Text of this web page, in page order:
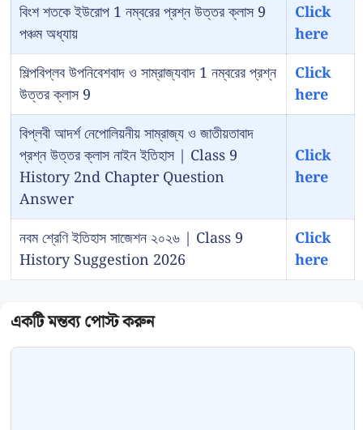
বিংশ শতকে ইউরোপ 1 নম্বরের প্রশ্ন উত্তর ক্লাস 9
পঞ্চম অধ্যায়
Click
here
শিল্পবিপ্লব উপনিবেশবাদ ও সাম্রাজ্যবাদ 1 নম্বরের প্রশ্ন
উত্তর ক্লাস 9
Click
here
বিপ্লবী আদর্শ নেপোলিয়নীয় সাম্রাজ্য ও জাতীয়তাবাদ
প্রশ্ন উত্তর ক্লাস নাইন ইতিহাস | Class 9
History 2nd Chapter Question
Answer
Click
here
নবম শ্রেণি ইতিহাস সাজেশন ২০২৬ | Class 9
History Suggestion 2026
Click
here
Comment